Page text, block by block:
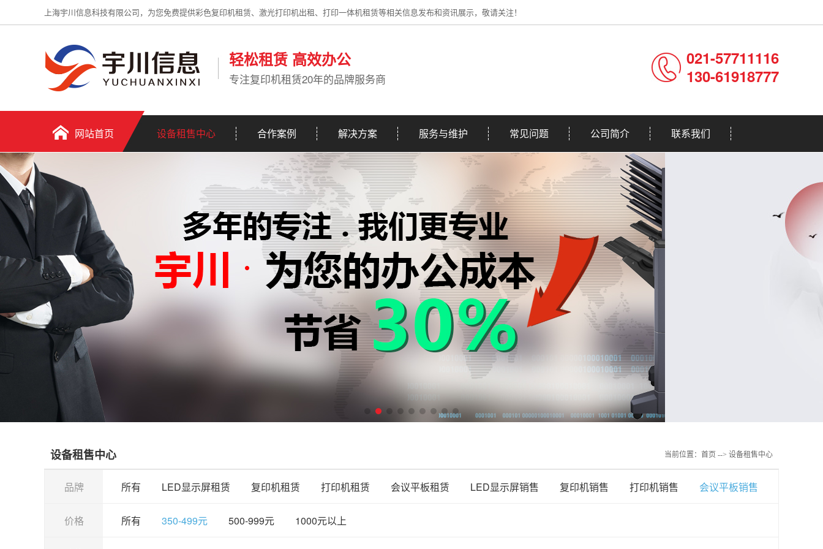
上海宇川信息科技有限公司，为您免费提供彩色复印机租赁、激光打印机出租、打印一体机租赁等相关信息发布和资讯展示，敬请关注！
轻松租赁 高效办公
专注复印机租赁20年的品牌服务商
021-57711116
130-61918777
网站首页 设备租售中心 合作案例 解决方案 服务与维护 常见问题 公司简介 联系我们
设备租售中心 当前位置： 首页 --> 设备租售中心
品牌 所有 LED显示屏租赁 复印机租赁 打印机租赁 会议平板租赁 LED显示屏销售 复印机销售 打印机销售 会议平板销售
价格 所有 350-499元 500-999元 1000元以上